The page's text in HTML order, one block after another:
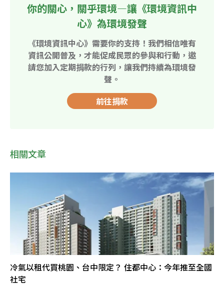
你的關心，關乎環境—讓《環境資訊中
心》為環境發聲
《環境資訊中心》需要你的支持！我們相信唯有
資訊公開普及，才能促成民眾的參與和行動，邀
請您加入定期捐款的行列，讓我們持續為環境發
聲。
前往捐款
相關文章
冷氣以租代買桃園、台中限定？ 住都中心：今年推至全國
社宅